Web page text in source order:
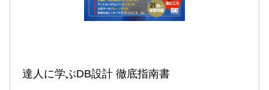
達人に学ぶDB設計 徹底指南書